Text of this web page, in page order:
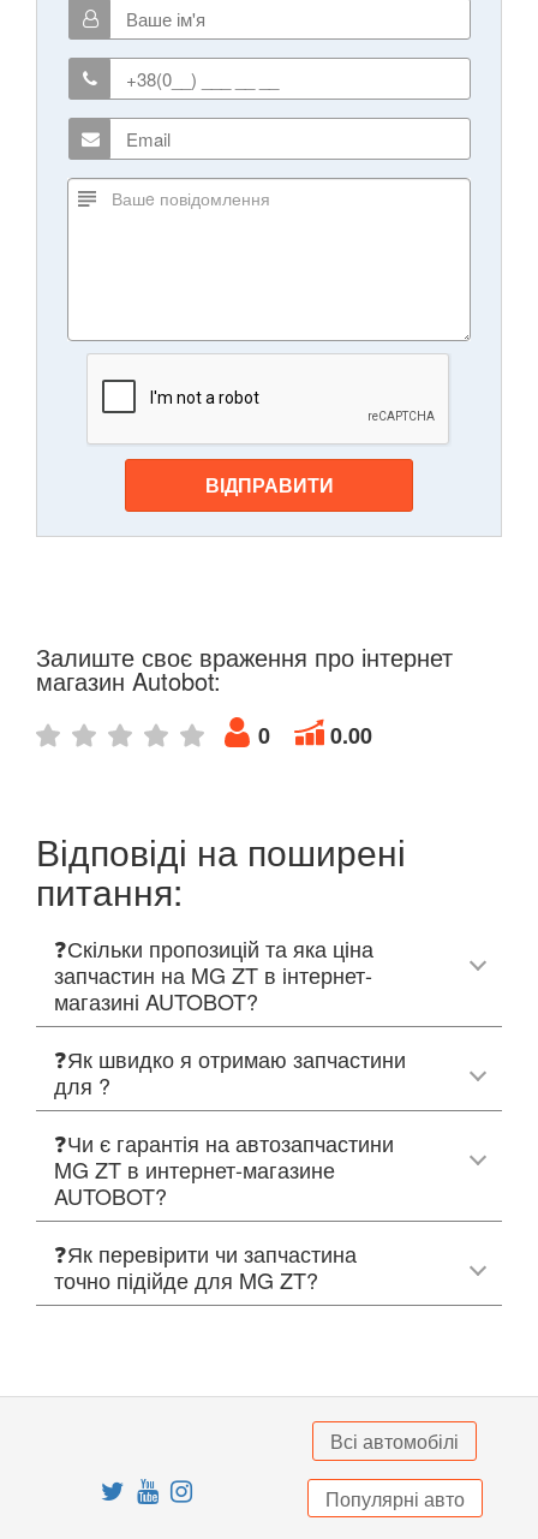
ВІДПРАВИТИ
Залиште своє враження про інтернет
магазин Autobot:
0 0.00
Відповіді на поширені
питання:
❓Скільки пропозицій та яка ціна
запчастин на MG ZT в інтернет-
магазині AUTOBOT?
❓Як швидко я отримаю запчастини
для ?
❓Чи є гарантія на автозапчастини
MG ZT в интернет-магазине
AUTOBOT?
❓Як перевірити чи запчастина
точно підійде для MG ZT?
Всі автомобілі
Популярні авто